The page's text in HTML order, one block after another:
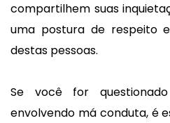
compartilhem suas
uma postura de respeito
destas pessoas.
Se você for
envolvendo má conduta, é